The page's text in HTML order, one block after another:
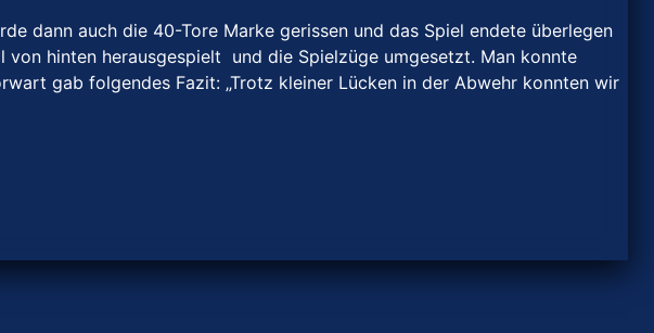
dann auch die 40-Tore Marke gerissen und das Spiel endete überlegen
von hinten herausgespielt und die Spielzüge umgesetzt. Man konnte
gab folgendes Fazit: „Trotz kleiner Lücken in der Abwehr konnten wir